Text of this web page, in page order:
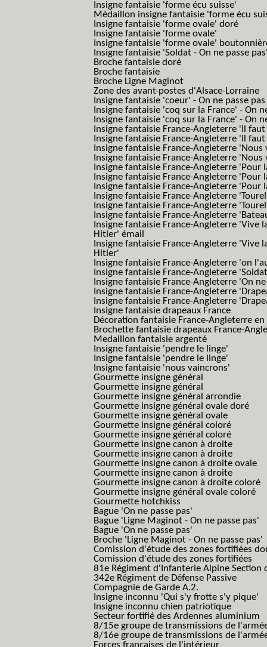
Insigne fantaisie 'forme écu suisse'
Médaillon insigne fantaisie 'forme écu
Insigne fantaisie 'forme ovale' doré
Insigne fantaisie 'forme ovale'
Insigne fantaisie 'forme ovale'
Insigne fantaisie 'Soldat - On ne passe
Broche fantaisie doré
Broche fantaisie
Broche Ligne Maginot
Zone des avant-postes d'Alsace-Lorraine
Insigne fantaisie 'coeur' - On ne passe pas
Insigne fantaisie 'coq sur la France' - On
Insigne fantaisie 'coq sur la France' - On
Insigne fantaisie France-Angleterre 'Il
Insigne fantaisie France-Angleterre 'Il
Insigne fantaisie France-Angleterre
Insigne fantaisie France-Angleterre
Insigne fantaisie France-Angleterre 'Pour
Insigne fantaisie France-Angleterre 'Pour
Insigne fantaisie France-Angleterre 'Pour
Insigne fantaisie France-Angleterre
Insigne fantaisie France-Angleterre
Insigne fantaisie France-Angleterre
Insigne fantaisie France-Angleterre
Hitler' émail
Insigne fantaisie France-Angleterre
Hitler'
Insigne fantaisie France-Angleterre 'on
Insigne fantaisie France-Angleterre
Insigne fantaisie France-Angleterre 'On
Insigne fantaisie France-Angleterre
Insigne fantaisie France-Angleterre
Insigne fantaisie drapeaux France
Décoration fantaisie France-Angleterre en
Brochette fantaisie drapeaux France-
Medaillon fantaisie argenté
Insigne fantaisie 'pendre le linge'
Insigne fantaisie 'pendre le linge'
Insigne fantaisie 'nous vaincrons'
Gourmette insigne général
Gourmette insigne général
Gourmette insigne général arrondie
Gourmette insigne général ovale doré
Gourmette insigne général ovale
Gourmette insigne général coloré
Gourmette insigne général coloré
Gourmette insigne canon à droite
Gourmette insigne canon à droite
Gourmette insigne canon à droite ovale
Gourmette insigne canon à droite
Gourmette insigne canon à droite coloré
Gourmette insigne général ovale coloré
Gourmette hotchkiss
Bague 'On ne passe pas'
Bague 'Ligne Maginot - On ne passe pas'
Bague 'On ne passe pas'
Broche 'Ligne Maginot - On ne passe pas'
Comission d'étude des zones fortifiées
Comission d'étude des zones fortifiées
81e Régiment d'Infanterie Alpine Section
342e Régiment de Défense Passive
Compagnie de Garde A.2.
Insigne inconnu 'Qui s'y frotte s'y pique'
Insigne inconnu chien patriotique
Secteur fortifié des Ardennes aluminium
8/15e groupe de transmissions de
8/16e groupe de transmissions de
Forces françaises de l'intérieur